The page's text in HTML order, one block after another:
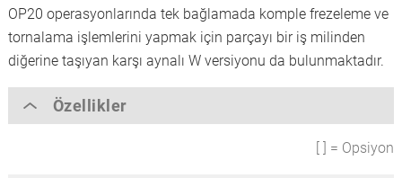
OP20 operasyonlarında tek bağlamada komple frezeleme ve
tornalama işlemlerini yapmak için parçayı bir iş milinden
diğerine taşıyan karşı aynalı W versiyonu da bulunmaktadır.
Özellikler
[ ] = Opsiyon